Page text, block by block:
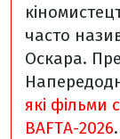
часто
Оскара.
які фільми
BAFTA-2026.